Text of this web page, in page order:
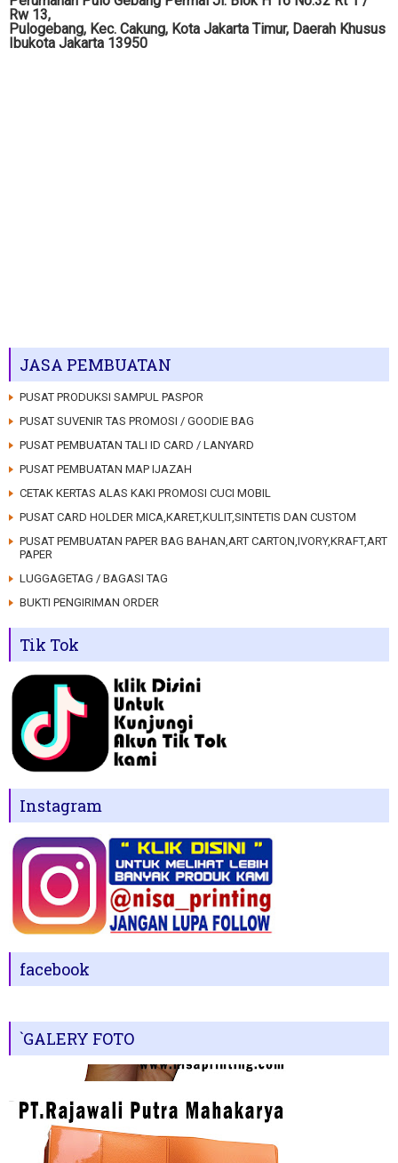
Rw 13,
Pulogebang, Kec. Cakung, Kota Jakarta Timur, Daerah Khusus
Ibukota Jakarta 13950
JASA PEMBUATAN
PUSAT PRODUKSI SAMPUL PASPOR
PUSAT SUVENIR TAS PROMOSI / GOODIE BAG
PUSAT PEMBUATAN TALI ID CARD / LANYARD
PUSAT PEMBUATAN MAP IJAZAH
CETAK KERTAS ALAS KAKI PROMOSI CUCI MOBIL
PUSAT CARD HOLDER MICA,KARET,KULIT,SINTETIS DAN CUSTOM
PUSAT PEMBUATAN PAPER BAG BAHAN,ART CARTON,IVORY,KRAFT,ART
PAPER
LUGGAGETAG / BAGASI TAG
BUKTI PENGIRIMAN ORDER
Tik Tok
Instagram
facebook
`GALERY FOTO